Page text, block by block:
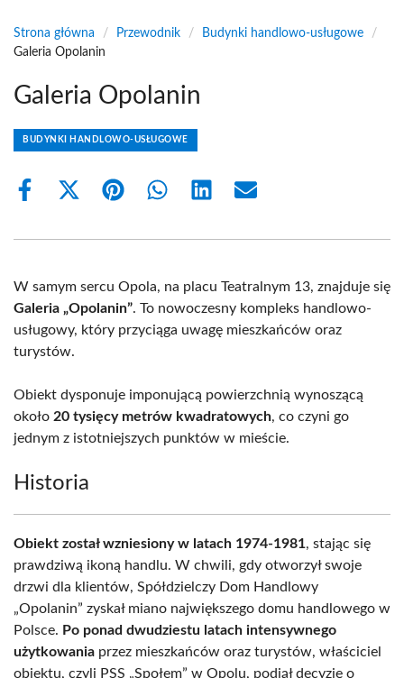
Strona główna / Przewodnik / Budynki handlowo-usługowe
/
Galeria Opolanin
Galeria Opolanin
BUDYNKI HANDLOWO-USŁUGOWE
Share
Share
(Twitter)
Share Share Share Share
W samym sercu Opola, na placu Teatralnym 13, znajduje się
Galeria „Opolanin”. To nowoczesny kompleks handlowo-
usługowy, który przyciąga uwagę mieszkańców oraz
turystów.
Obiekt dysponuje imponującą powierzchnią wynoszącą
około 20 tysięcy metrów kwadratowych, co czyni go
jednym z istotniejszych punktów w mieście.
Historia
Obiekt został wzniesiony w latach 1974-1981, stając się
prawdziwą ikoną handlu. W chwili, gdy otworzył swoje
drzwi dla klientów, Spółdzielczy Dom Handlowy
„Opolanin” zyskał miano największego domu handlowego w
Polsce. Po ponad dwudziestu latach intensywnego
użytkowania przez mieszkańców oraz turystów, właściciel
obiektu, czyli PSS „Społem” w Opolu, podjął decyzję o